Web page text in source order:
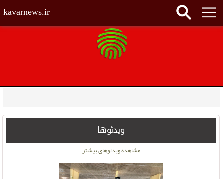
kavarnews.ir
ویدئوها
مشاهده ویدئوهای بیشتر